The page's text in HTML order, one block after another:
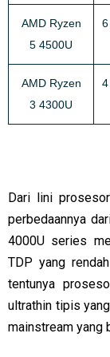
AMD Ryzen
5 4500U
AMD Ryzen
3 4300U
Dari lini
perbedaannya
4000U series
TDP yang
tentunya
ultrathin tipis
mainstream yang